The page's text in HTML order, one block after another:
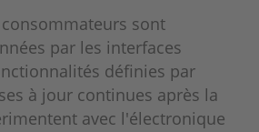
sont
par les interfaces
définies par
à jour continues après la
avec l'électronique